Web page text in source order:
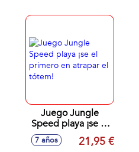
Juego Jungle
Speed playa ¡se el
primero en atrapar
el tótem!
7 años 21,95 €